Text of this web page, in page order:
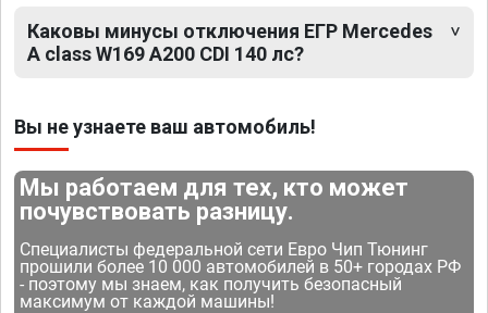
Каковы минусы отключения ЕГР Mercedes
A class W169 A200 CDI 140 лс?
Вы не узнаете ваш автомобиль!
Мы работаем для тех, кто может
почувствовать разницу.
Специалисты федеральной сети Евро Чип Тюнинг
прошили более 10 000 автомобилей в 50+ городах РФ
- поэтому мы знаем, как получить безопасный
максимум от каждой машины!